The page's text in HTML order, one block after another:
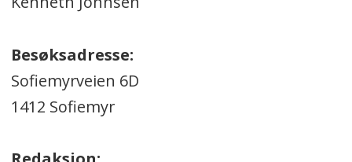
Besøksadresse:
Sofiemyrveien 6D
1412 Sofiemyr